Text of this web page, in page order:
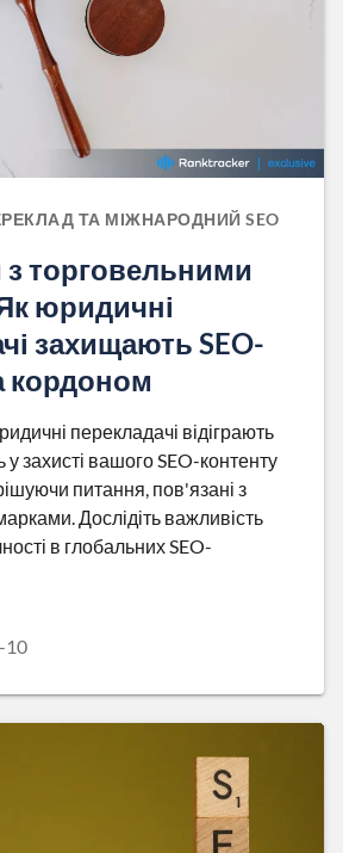
ТА МІЖНАРОДНИЙ SEO
торговельними
юридичні
захищають SEO-
кордоном
перекладачі відіграють
захисті вашого SEO-контенту
питання, пов'язані з
Дослідіть важливість
в глобальних SEO-
10